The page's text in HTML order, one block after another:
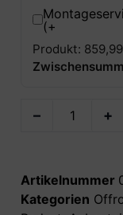
(+
Produkt:
– +
Artikelnummer
Kategorien